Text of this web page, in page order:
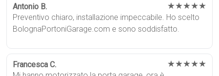
Antonio B. ★★★★★
Preventivo chiaro, installazione impeccabile. Ho scelto
BolognaPortoniGarage.com e sono soddisfatto.
Francesca C. ★★★★★